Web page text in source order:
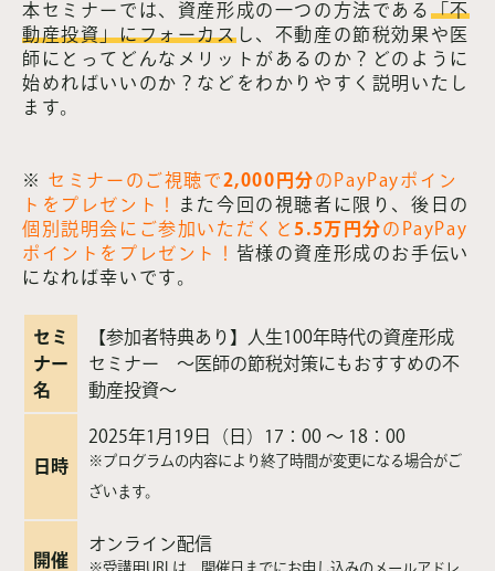
本セミナーでは、資産形成の一つの方法である 「不
動産投資」にフォーカスし、不動産の節税効果や医
師にとってどんなメリットがあるのか？どのように
始めればいいのか？などをわかりやすく説明いたし
ます。
※ セミナーのご視聴で 2,000円分のPayPayポイン
トをプレゼント！
また今回の視聴者に限り、後日の
個別説明会にご参加いただくと 5.5万円分のPayPay
ポイントをプレゼント！ 皆様の資産形成のお手伝い
になれば幸いです。
セミ
ナー
名
【参加者特典あり】人生100年時代の資産形成
セミナー 〜医師の節税対策にもおすすめの不
動産投資〜
日時
2025年1月19日（日）17：00 〜 18：00
※プログラムの内容により終了時間が変更になる場合がご
ざいます。
開催
オンライン配信